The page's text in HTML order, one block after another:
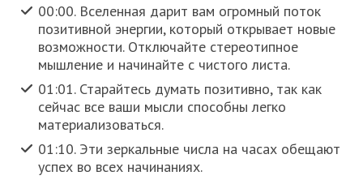
00:00. Вселенная дарит вам огромный поток
позитивной энергии, который открывает новые
возможности. Отключайте стереотипное
мышление и начинайте с чистого листа.
01:01. Старайтесь думать позитивно, так как
сейчас все ваши мысли способны легко
материализоваться.
01:10. Эти зеркальные числа на часах обещают
успех во всех начинаниях.